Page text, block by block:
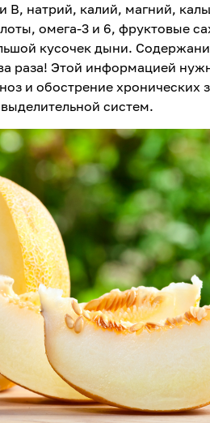
натрий, калий, магний,
омега-3 и 6, фруктовые
кусочек дыни.
раза! Этой информацией
и обострение хронических
систем.